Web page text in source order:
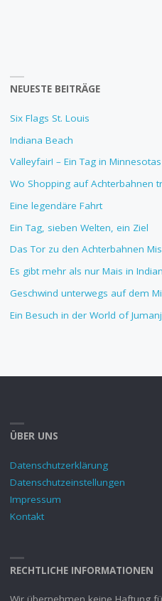
NEUESTE BEITRÄGE
Six Flags St. Louis
Indiana Beach
Valleyfair! – Ein Tag in
Wo Shopping auf Achterbahnen
Eine legendäre Fahrt
Ein Tag, sieben Welten, ein Ziel
Das Tor zu den Achterbahnen
Es gibt mehr als nur Mais in
Geschwind unterwegs auf dem
Ein Besuch in der World of
ÜBER UNS
Datenschutzerklärung
Datenschutzeinstellungen
Impressum
Kontakt
RECHTLICHE INFORMATIONEN